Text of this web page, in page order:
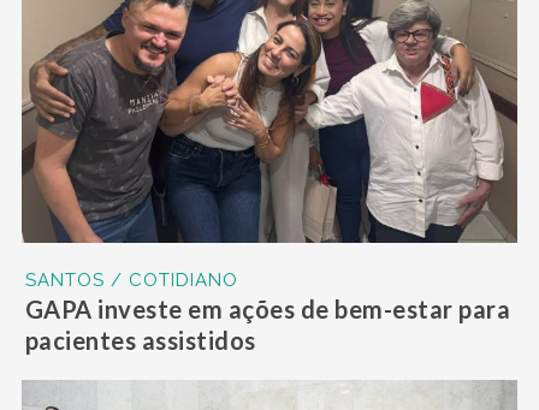
SANTOS / COTIDIANO
GAPA investe em ações de bem-estar para
pacientes assistidos